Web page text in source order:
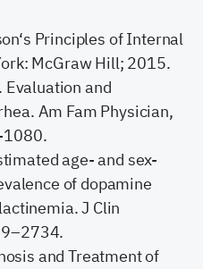
Principles of Internal
McGraw Hill; 2015.
and
Am Fam Physician,
1080.
age- and sex-
of dopamine
J Clin
and Treatment of